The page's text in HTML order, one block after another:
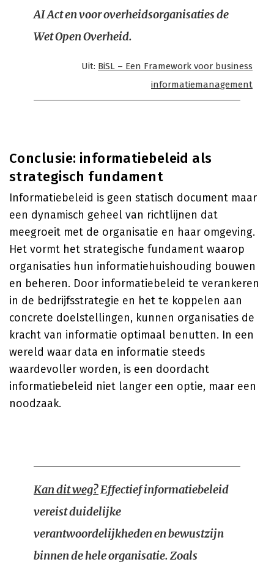
AI Act en voor overheidsorganisaties de
Wet Open Overheid.
Uit: BiSL – Een Framework voor business
informatiemanagement
Conclusie: informatiebeleid als
strategisch fundament
Informatiebeleid is geen statisch document maar
een dynamisch geheel van richtlijnen dat
meegroeit met de organisatie en haar omgeving.
Het vormt het strategische fundament waarop
organisaties hun informatiehuishouding bouwen
en beheren. Door informatiebeleid te verankeren
in de bedrijfsstrategie en het te koppelen aan
concrete doelstellingen, kunnen organisaties de
kracht van informatie optimaal benutten. In een
wereld waar data en informatie steeds
waardevoller worden, is een doordacht
informatiebeleid niet langer een optie, maar een
noodzaak.
Kan dit weg?Effectief informatiebeleid
vereist duidelijke
verantwoordelijkheden en bewustzijn
binnen de hele organisatie. Zoals